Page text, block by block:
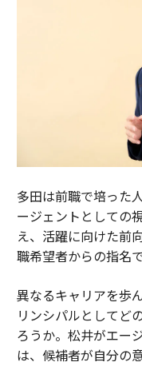
多田は前職で培った
ージェントとしての
え、活躍に向けた前
職希望者からの指名
異なるキャリアを歩
リンシパルとしてど
ろうか。松井がエー
は、候補者が自分の